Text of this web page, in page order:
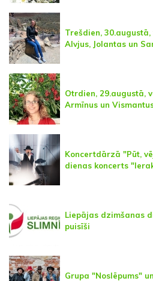
Trešdien,
Alvjus, Jolantas un
Otrdien, 29.augustā,
Armīnus un
Koncertdārzā "Pūt,
dienas koncerts
Liepājas dzimšanas
puisīši
Grupa "Noslēpums"